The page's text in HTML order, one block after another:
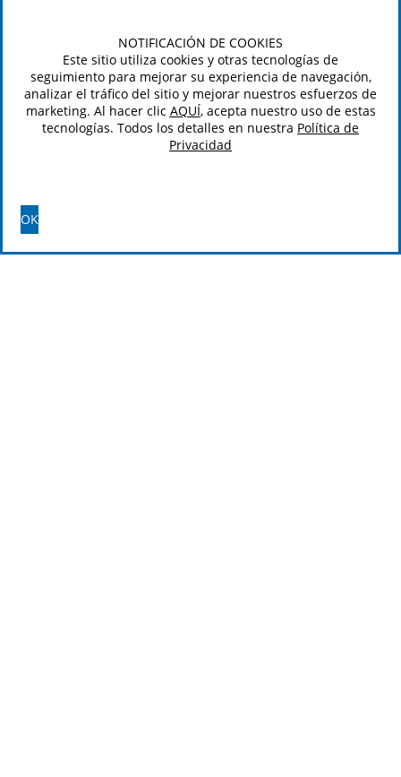
NOTIFICACIÓN DE COOKIES
Este sitio utiliza cookies y otras tecnologías de
seguimiento para mejorar su experiencia de navegación,
analizar el tráfico del sitio y mejorar nuestros esfuerzos de
marketing. Al hacer clic AQUÍ, acepta nuestro uso de estas
tecnologías. Todos los detalles en nuestra Política de
Privacidad
OK